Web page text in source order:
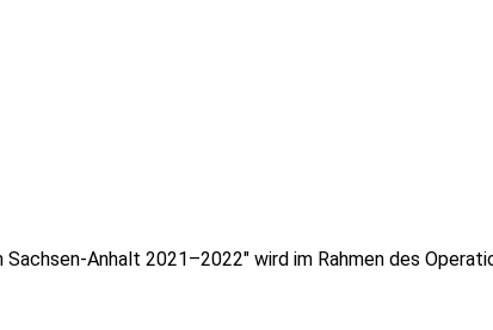
Anhalt 2021–2022″ wird im Rahmen des